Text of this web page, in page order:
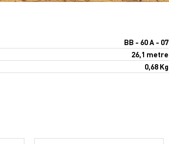
BB - 60 A - 07
26,1 metre
0,68 Kg